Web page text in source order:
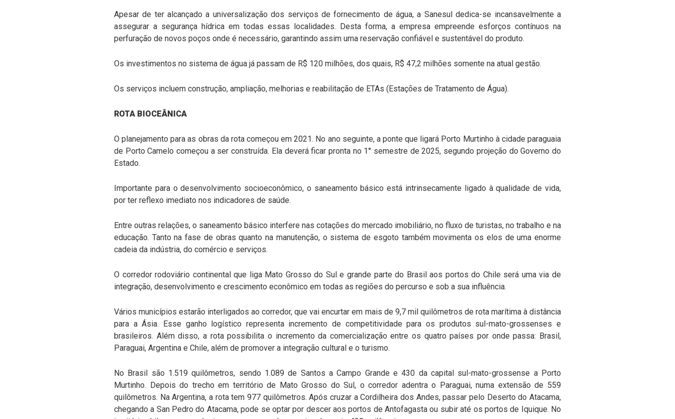
Apesar de ter alcançado a universalização dos serviços de fornecimento de água, a Sanesul dedica-se incansavelmente a
assegurar a segurança hídrica em todas essas localidades. Desta forma, a empresa empreende esforços contínuos na
perfuração de novos poços onde é necessário, garantindo assim uma reservação confiável e sustentável do produto.
Os investimentos no sistema de água já passam de R$ 120 milhões, dos quais, R$ 47,2 milhões somente na atual gestão.
Os serviços incluem construção, ampliação, melhorias e reabilitação de ETAs (Estações de Tratamento de Água).
ROTA BIOCEÂNICA
O planejamento para as obras da rota começou em 2021. No ano seguinte, a ponte que ligará Porto Murtinho à cidade paraguaia
de Porto Camelo começou a ser construída. Ela deverá ficar pronta no 1° semestre de 2025, segundo projeção do Governo do
Estado.
Importante para o desenvolvimento socioeconômico, o saneamento básico está intrinsecamente ligado à qualidade de vida,
por ter reflexo imediato nos indicadores de saúde.
Entre outras relações, o saneamento básico interfere nas cotações do mercado imobiliário, no fluxo de turistas, no trabalho e na
educação. Tanto na fase de obras quanto na manutenção, o sistema de esgoto também movimenta os elos de uma enorme
cadeia da indústria, do comércio e serviços.
O corredor rodoviário continental que liga Mato Grosso do Sul e grande parte do Brasil aos portos do Chile será uma via de
integração, desenvolvimento e crescimento econômico em todas as regiões do percurso e sob a sua influência.
Vários municípios estarão interligados ao corredor, que vai encurtar em mais de 9,7 mil quilômetros de rota marítima à distância
para a Ásia. Esse ganho logístico representa incremento de competitividade para os produtos sul-mato-grossenses e
brasileiros. Além disso, a rota possibilita o incremento da comercialização entre os quatro países por onde passa: Brasil,
Paraguai, Argentina e Chile, além de promover a integração cultural e o turismo.
No Brasil são 1.519 quilômetros, sendo 1.089 de Santos a Campo Grande e 430 da capital sul-mato-grossense a Porto
Murtinho. Depois do trecho em território de Mato Grosso do Sul, o corredor adentra o Paraguai, numa extensão de 559
quilômetros. Na Argentina, a rota tem 977 quilômetros. Após cruzar a Cordilheira dos Andes, passar pelo Deserto do Atacama,
chegando a San Pedro do Atacama, pode se optar por descer aos portos de Antofagasta ou subir até os portos de Iquique. No